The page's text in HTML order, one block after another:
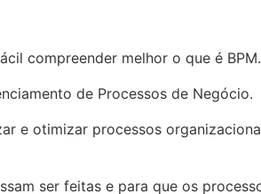
compreender melhor o que é BPM.
de Processos de Negócio.
e otimizar processos
ser feitas e para que os